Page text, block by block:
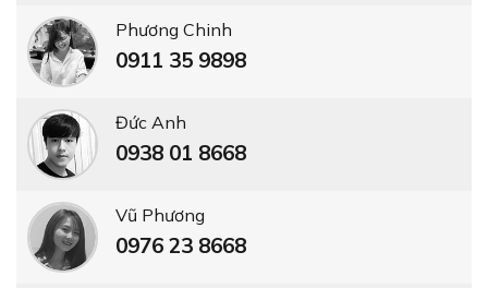
Phương Chinh
0911 35 9898
Đức Anh
0938 01 8668
Vũ Phương
0976 23 8668